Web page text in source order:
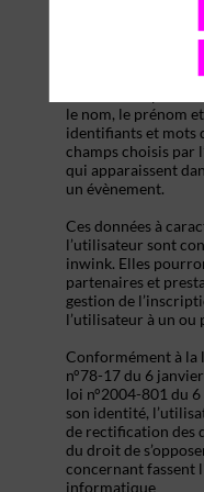
évènement, et de
à l’organisation
le nom, le prénom
identifiants et mots
champs choisis par
qui apparaissent
un évènement.
Ces données à
l’utilisateur sont
inwink. Elles
partenaires et
gestion de
l’utilisateur à un ou
Conformément à
n°78-17 du 6
loi n°2004-801 du
son identité,
de rectification des
du droit de
concernant fassent
informatique